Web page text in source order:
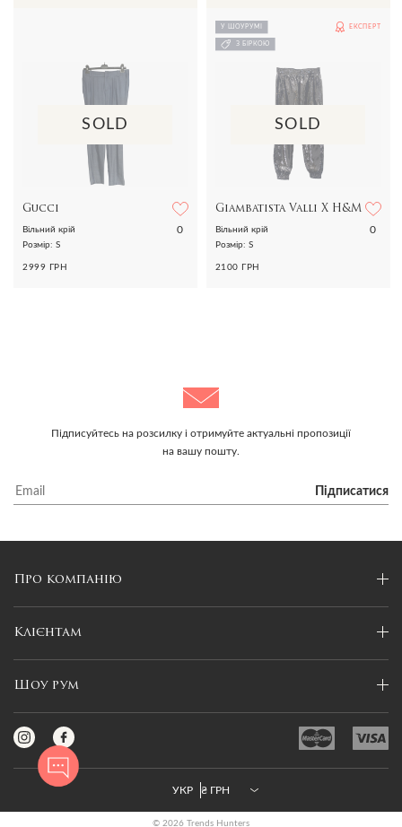
SOLD
Gucci
0
Вільний крій
Розмір: S
2999 ГРН
У ШОУРУМІ
З БІРКОЮ
ЕКСПЕРТ
SOLD
Giambatista Valli X H&M
0
Вільний крій
Розмір: S
2100 ГРН
Підписуйтесь на розсилку і отримуйте актуальні пропозиції
на вашу пошту.
Підписатися
Про компанію
Клієнтам
Шоу рум
УКР ₴ ГРН
© 2026 Trends Hunters